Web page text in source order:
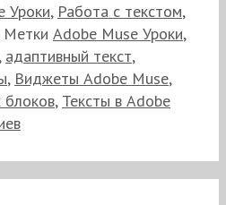
Уроки, Работа с текстом,
Метки Adobe Muse Уроки,
, адаптивный текст,
, Виджеты Adobe Muse,
блоков, Тексты в Adobe